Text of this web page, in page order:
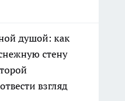
душой: как
стену
взгляд